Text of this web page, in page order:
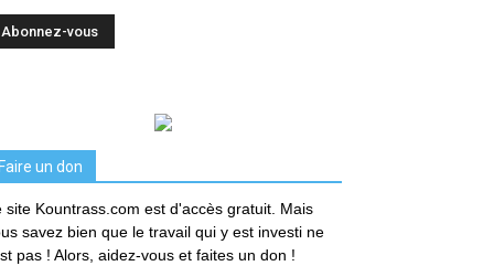
Faire un don
site Kountrass.com est d'accès gratuit. Mais
savez bien que le travail qui y est investi ne
pas ! Alors, aidez-vous et faites un don !